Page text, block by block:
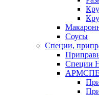
Соусы
Специи,
Специи